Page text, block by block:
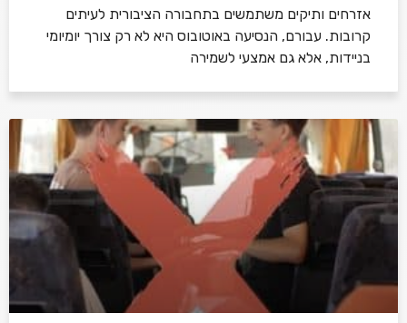
אזרחים ותיקים משתמשים בתחבורה הציבורית לעיתים
קרובות. עבורם, הנסיעה באוטובוס היא לא רק צורך יומיומי
בניידות, אלא גם אמצעי לשמירה